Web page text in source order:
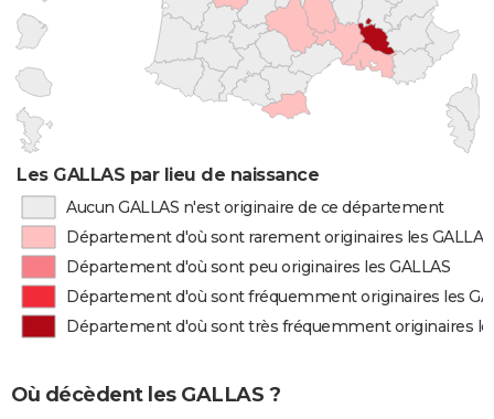
Les GALLAS par lieu de naissance
Aucun GALLAS n'est originaire de ce département
Département d'où sont rarement originaires les GALLAS
Département d'où sont peu originaires les GALLAS
Département d'où sont fréquemment originaires les
Département d'où sont très fréquemment originaires
Où décèdent les GALLAS ?